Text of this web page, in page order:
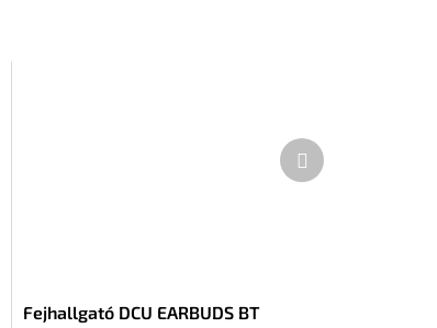
Fejhallgató DCU EARBUDS BT
Következő
termék